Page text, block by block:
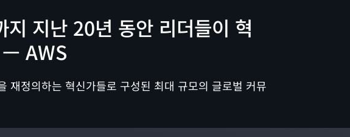
지 지난 20년 동안 리더들이 혁
— AWS
재정의하는 혁신가들로 구성된 최대 규모의 글로벌 커뮤